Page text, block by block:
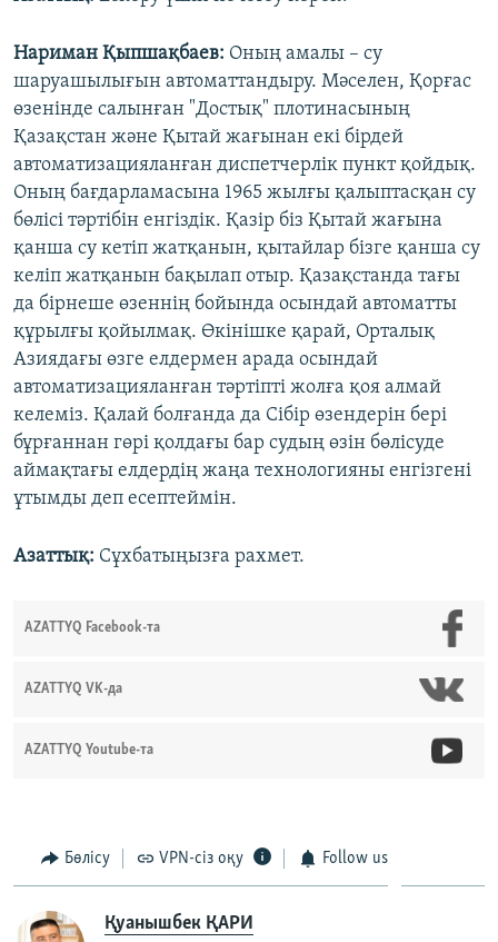
Нариман Қыпшақбаев: Оның амалы – су
шаруашылығын автоматтандыру. Мәселен, Қорғас
өзенінде салынған "Достық" плотинасының
Қазақстан және Қытай жағынан екі бірдей
автоматизацияланған диспетчерлік пункт қойдық.
Оның бағдарламасына 1965 жылғы қалыптасқан су
бөлісі тәртібін енгіздік. Қазір біз Қытай жағына
қанша су кетіп жатқанын, қытайлар бізге қанша су
келіп жатқанын бақылап отыр. Қазақстанда тағы
да бірнеше өзеннің бойында осындай автоматты
құрылғы қойылмақ. Өкінішке қарай, Орталық
Азиядағы өзге елдермен арада осындай
автоматизацияланған тәртіпті жолға қоя алмай
келеміз. Қалай болғанда да Сібір өзендерін бері
бұрғаннан гөрі қолдағы бар судың өзін бөлісуде
аймақтағы елдердің жаңа технологияны енгізгені
ұтымды деп есептеймін.
Азаттық: Сұхбатыңызға рахмет.
AZATTYQ Facebook-та
AZATTYQ VK-да
AZATTYQ Youtube-та
Бөлісу VPN-сіз оқу Follow us
Қуанышбек ҚАРИ